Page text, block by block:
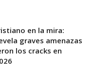
en la mira:
graves amenazas
los cracks en